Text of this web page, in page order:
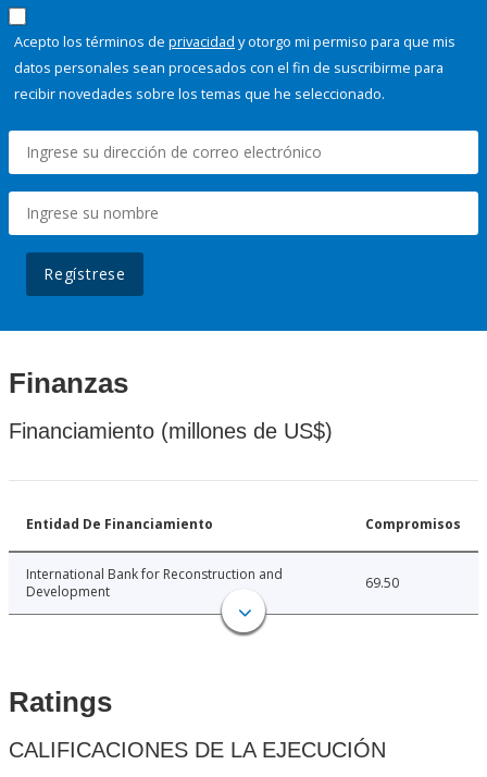
Acepto los términos de privacidad y otorgo mi permiso para que mis
datos personales sean procesados con el fin de suscribirme para
recibir novedades sobre los temas que he seleccionado.
Regístrese
Finanzas
Financiamiento (millones de US$)
Entidad De Financiamiento Compromisos
International Bank for Reconstruction and
Development
69.50
Ratings
CALIFICACIONES DE LA EJECUCIÓN